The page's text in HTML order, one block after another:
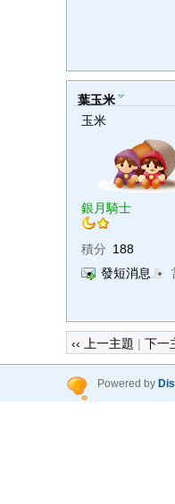
葉玉米
玉米
銀月騎士
積分 188
發短消息
‹‹ 上一主題 | 下一
Powered by